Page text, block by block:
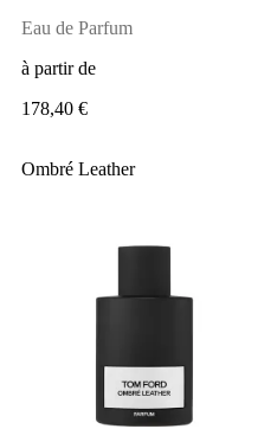
Eau de Parfum
à partir de
178,40 €
Ombré Leather